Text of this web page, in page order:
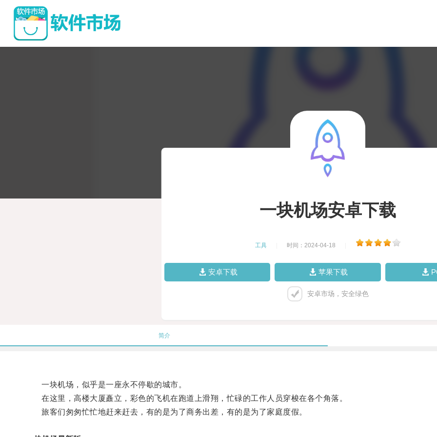
一块机场安卓下载
工具 时间：2024-04-18
安卓下载 苹果下载
安卓市场，安全绿色
简介
一块机场，似乎是一座永不停歇的城市。
在这里，高楼大厦矗立，彩色的飞机在跑道上滑翔，忙碌的工作人员穿梭在各个角落。
旅客们匆匆忙忙地赶来赶去，有的是为了商务出差，有的是为了家庭度假。